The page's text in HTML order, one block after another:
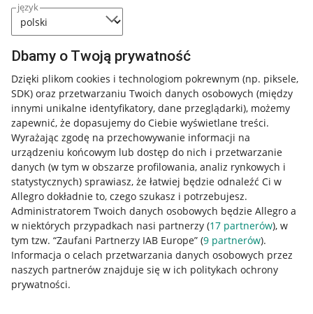
język
Dbamy o Twoją prywatność
Dzięki plikom cookies i technologiom pokrewnym (np. piksele,
SDK) oraz przetwarzaniu Twoich danych osobowych (między
innymi unikalne identyfikatory, dane przeglądarki), możemy
zapewnić, że dopasujemy do Ciebie wyświetlane treści.
Wyrażając zgodę na przechowywanie informacji na
urządzeniu końcowym lub dostęp do nich i przetwarzanie
danych (w tym w obszarze profilowania, analiz rynkowych i
statystycznych) sprawiasz, że łatwiej będzie odnaleźć Ci w
Allegro dokładnie to, czego szukasz i potrzebujesz.
Administratorem Twoich danych osobowych będzie Allegro a
w niektórych przypadkach nasi partnerzy (17 partnerów), w
tym tzw. “Zaufani Partnerzy IAB Europe” (9 partnerów).
Informacja o celach przetwarzania danych osobowych przez
naszych partnerów znajduje się w ich politykach ochrony
prywatności.
Przydatne informacje
Jak to działa
Napisz do nas
Allegro Gadane dla sprzedających